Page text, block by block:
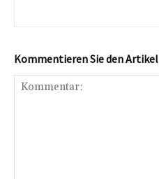
Kommentieren Sie den Artikel